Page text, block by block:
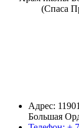
(Спаса
Адрес:
Большая